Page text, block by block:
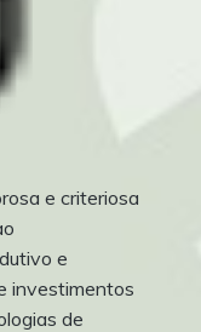
e criteriosa
e
investimentos
de